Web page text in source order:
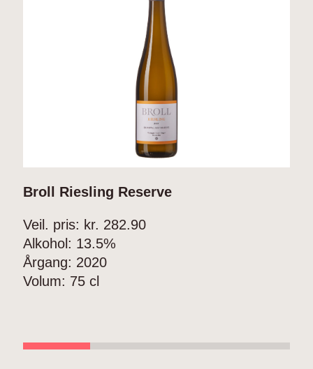
Broll Riesling Reserve
Veil. pris: kr. 282.90
Alkohol: 13.5%
Årgang: 2020
Volum: 75 cl